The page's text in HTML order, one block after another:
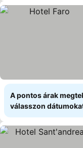
A pontos árak
válasszon